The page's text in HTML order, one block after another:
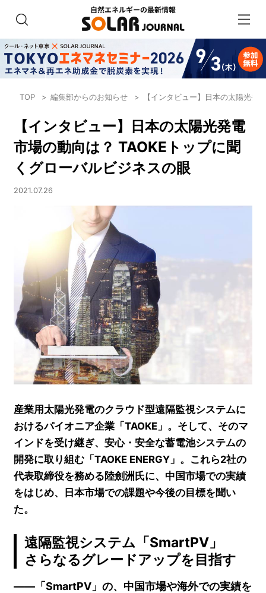
TOP 編集部からのお知らせ 【インタビュー】日本の太陽光
【インタビュー】日本の太陽光発電
市場の動向は？ TAOKEトップに聞
くグローバルビジネスの眼
2021.07.26
産業用太陽光発電のクラウド型遠隔監視システムに
おけるパイオニア企業「TAOKE」。そして、そのマ
インドを受け継ぎ、安心・安全な蓄電池システムの
開発に取り組む「TAOKE ENERGY」。これら2社の
代表取締役を務める陸劍洲氏に、中国市場での実績
をはじめ、日本市場での課題や今後の目標を聞い
た。
遠隔監視システム「SmartPV」
さらなるグレードアップを目指す
――「SmartPV」の、中国市場や海外での実績を